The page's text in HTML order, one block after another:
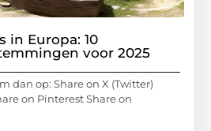
in Europa: 10
voor 2025
dan op: Share on X (Twitter)
on Pinterest Share on